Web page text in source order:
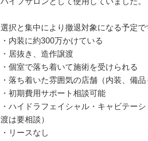
選択と集中により撤退対象になる予定で
・内装に約300万かけている
・居抜き、造作譲渡
・個室で落ち着いて施術を受けられる
・落ち着いた雰囲気の店舗（内装、備品
・初期費用サポート相談可能
・ハイドラフェイシャル・キャビテー
渡は要相談）
・リースなし